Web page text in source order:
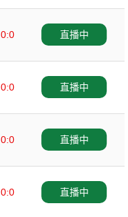
0:0
直播中
0:0
直播中
0:0
直播中
0:0
直播中